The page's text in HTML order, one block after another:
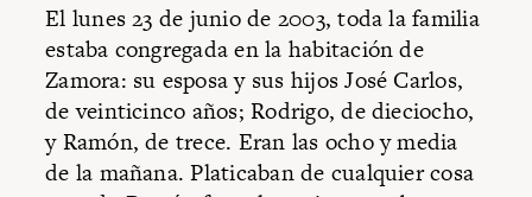
El lunes 23 de junio de 2003, toda la familia
estaba congregada en la habitación de
Zamora: su esposa y sus hijos José Carlos,
de veinticinco años; Rodrigo, de dieciocho,
y Ramón, de trece. Eran las ocho y media
de la mañana. Platicaban de cualquier cosa